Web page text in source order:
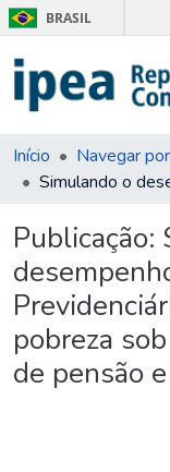
BRASIL
Início
Publicação:
pobreza
de pensão